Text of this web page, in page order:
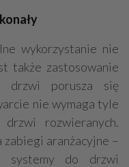
wykorzystanie nie
także zastosowanie
drzwi porusza się
nie wymaga tyle
rozwieranych.
zabiegi aranżacyjne –
systemy do drzwi